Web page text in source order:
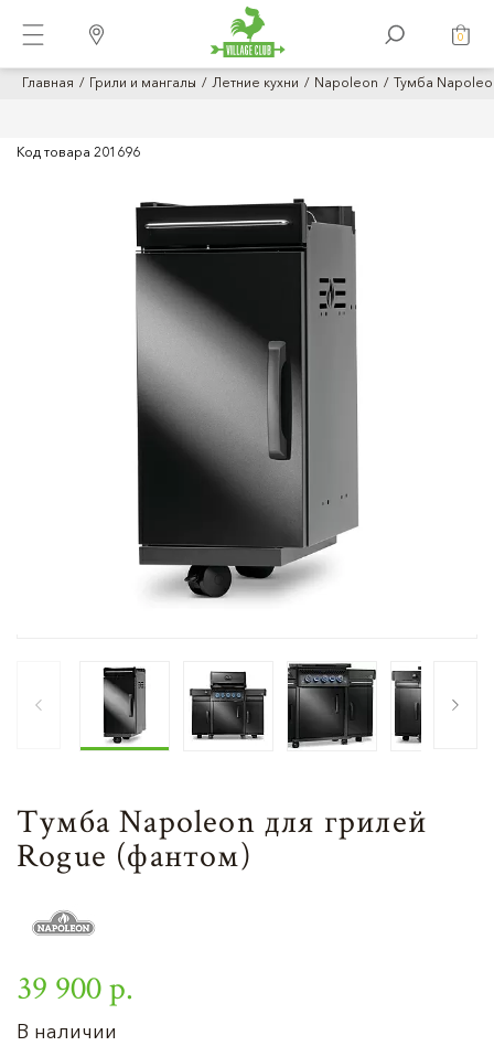
0
Главная Грили и мангалы Летние кухни Napoleon Тумба
Код товара 201696
Тумба Napoleon для грилей
Rogue (фантом)
39 900 р.
В наличии